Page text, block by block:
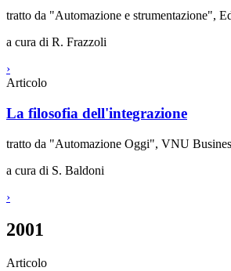
tratto da "Automazione e strumentazione",
a cura di R. Frazzoli
›
Articolo
La filosofia dell'integrazione
tratto da "Automazione Oggi", VNU
a cura di S. Baldoni
›
2001
Articolo